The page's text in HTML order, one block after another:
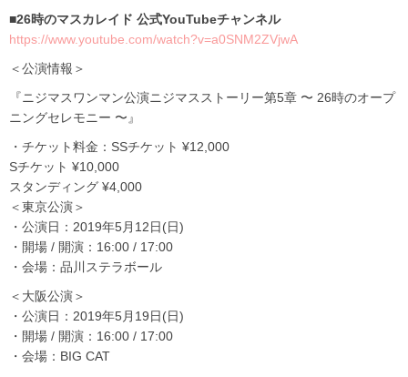
■26時のマスカレイド 公式YouTubeチャンネル
https://www.youtube.com/watch?v=a0SNM2ZVjwA
＜公演情報＞
『ニジマスワンマン公演ニジマスストーリー第5章 〜 26時のオープ
ニングセレモニー 〜』
・チケット料金：SSチケット ¥12,000
Sチケット ¥10,000
スタンディング ¥4,000
＜東京公演＞
・公演日：2019年5月12日(日)
・開場 / 開演：16:00 / 17:00
・会場：品川ステラボール
＜大阪公演＞
・公演日：2019年5月19日(日)
・開場 / 開演：16:00 / 17:00
・会場：BIG CAT